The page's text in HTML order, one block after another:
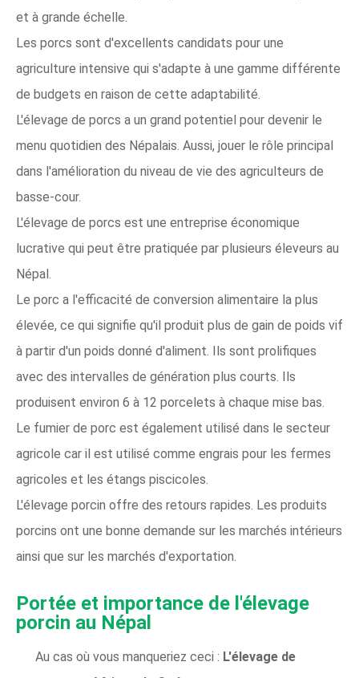
et à grande échelle.
Les porcs sont d'excellents candidats pour une
agriculture intensive qui s'adapte à une gamme différente
de budgets en raison de cette adaptabilité.
L'élevage de porcs a un grand potentiel pour devenir le
menu quotidien des Népalais. Aussi, jouer le rôle principal
dans l'amélioration du niveau de vie des agriculteurs de
basse-cour.
L'élevage de porcs est une entreprise économique
lucrative qui peut être pratiquée par plusieurs éleveurs au
Népal.
Le porc a l'efficacité de conversion alimentaire la plus
élevée, ce qui signifie qu'il produit plus de gain de poids vif
à partir d'un poids donné d'aliment. Ils sont prolifiques
avec des intervalles de génération plus courts. Ils
produisent environ 6 à 12 porcelets à chaque mise bas.
Le fumier de porc est également utilisé dans le secteur
agricole car il est utilisé comme engrais pour les fermes
agricoles et les étangs piscicoles.
L'élevage porcin offre des retours rapides. Les produits
porcins ont une bonne demande sur les marchés intérieurs
ainsi que sur les marchés d'exportation.
Portée et importance de l'élevage
porcin au Népal
Au cas où vous manqueriez ceci : L'élevage de